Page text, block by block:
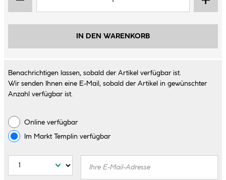
IN DEN WARENKORB
Benachrichtigen lassen, sobald der Artikel verfügbar ist.
Wir senden Ihnen eine E-Mail, sobald der Artikel in gewünschter
Anzahl verfügbar ist.
Online verfügbar
Im Markt Templin verfügbar